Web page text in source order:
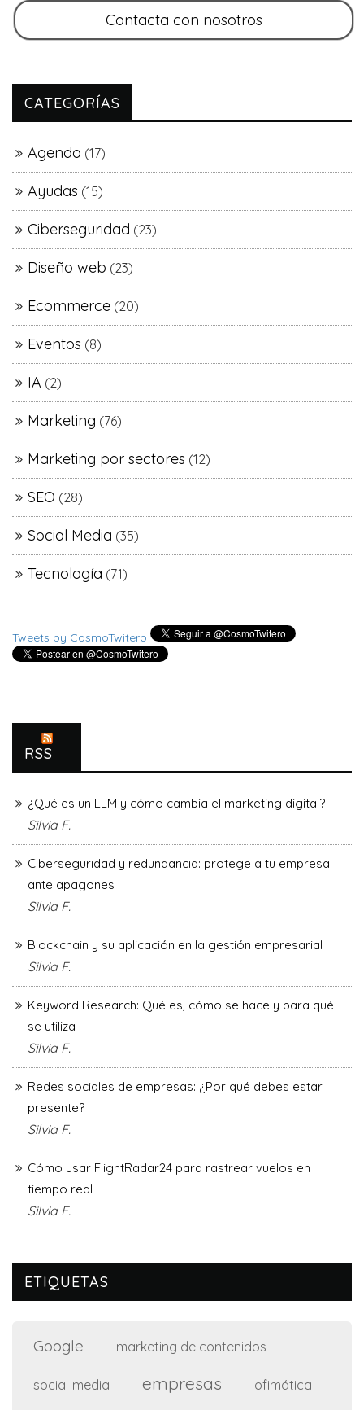
CATEGORÍAS
Agenda (17)
Ayudas (15)
Ciberseguridad (23)
Diseño web (23)
Ecommerce (20)
Eventos (8)
IA (2)
Marketing (76)
Marketing por sectores (12)
SEO (28)
Social Media (35)
Tecnología (71)
Tweets by CosmoTwitero
RSS
¿Qué es un LLM y cómo cambia el marketing digital?
Silvia F.
Ciberseguridad y redundancia: protege a tu empresa
ante apagones
Silvia F.
Blockchain y su aplicación en la gestión empresarial
Silvia F.
Keyword Research: Qué es, cómo se hace y para qué
se utiliza
Silvia F.
Redes sociales de empresas: ¿Por qué debes estar
presente?
Silvia F.
Cómo usar FlightRadar24 para rastrear vuelos en
tiempo real
Silvia F.
ETIQUETAS
Google marketing de contenidos
social media empresas ofimática